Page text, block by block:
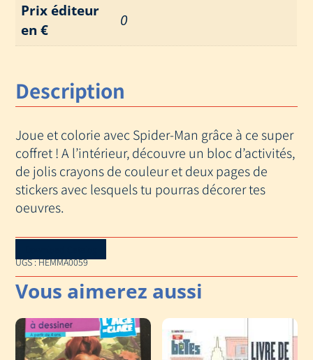
Prix éditeur
en €
0
Description
Joue et colorie avec Spider-Man grâce à ce super
coffret ! A l’intérieur, découvre un bloc d’activités,
de jolis crayons de couleur et deux pages de
stickers avec lesquels tu pourras décorer tes
oeuvres.
UGS :HEMMA0059